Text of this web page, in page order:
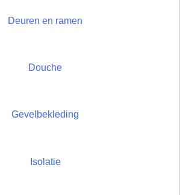
Deuren en ramen
Douche
Gevelbekleding
Isolatie